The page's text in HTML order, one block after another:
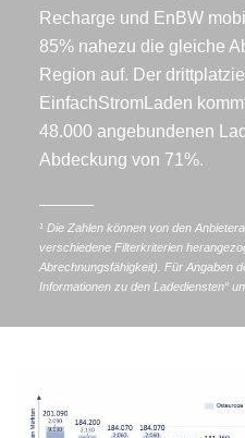
Recharge und EnBW
85% nahezu die gleiche
Region auf. Der
EinfachStromLaden
48.000 angebundenen
Abdeckung von 71%.
¹ Die Zahlen können von den
verschiedene Filterkriterien
Abrechnungsfähigkeit). Für Angaben
Informationen zu den Ladediensten“